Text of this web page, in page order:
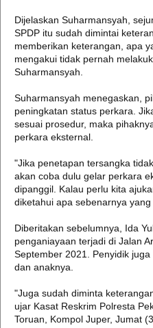
Dijelaskan Suharmansyah,
SPDP itu sudah dimintai
memberikan keterangan, apa
mengakui tidak pernah
Suharmansyah.
Suharmansyah menegaskan,
peningkatan status perkara.
sesuai prosedur, maka
perkara eksternal.
"Jika penetapan tersangka
akan coba dulu gelar perkara
dipanggil. Kalau perlu kita
diketahui apa sebenarnya
Diberitakan sebelumnya, Ida
penganiayaan terjadi di Jalan
September 2021. Penyidik
dan anaknya.
"Juga sudah diminta
ujar Kasat Reskrim Polresta
Toruan, Kompol Juper, Jumat